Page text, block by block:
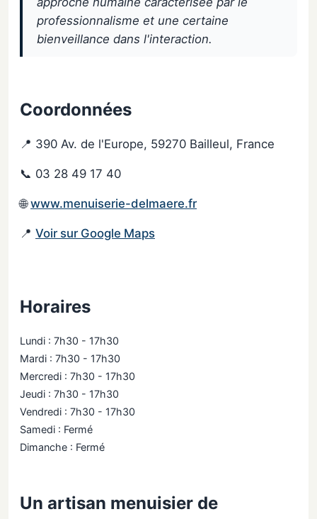
professionnalisme et une certaine
bienveillance dans l'interaction.
Coordonnées
📍 390 Av. de l'Europe, 59270 Bailleul, France
📞 03 28 49 17 40
🌐www.menuiserie-delmaere.fr
📍 Voir sur Google Maps
Horaires
Lundi : 7h30 - 17h30
Mardi : 7h30 - 17h30
Mercredi : 7h30 - 17h30
Jeudi : 7h30 - 17h30
Vendredi : 7h30 - 17h30
Samedi : Fermé
Dimanche : Fermé
Un artisan menuisier de